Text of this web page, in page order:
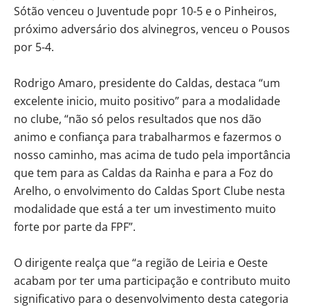
Sótão venceu o Juventude popr 10-5 e o Pinheiros,
próximo adversário dos alvinegros, venceu o Pousos
por 5-4.
Rodrigo Amaro, presidente do Caldas, destaca “um
excelente inicio, muito positivo” para a modalidade
no clube, “não só pelos resultados que nos dão
animo e confiança para trabalharmos e fazermos o
nosso caminho, mas acima de tudo pela importância
que tem para as Caldas da Rainha e para a Foz do
Arelho, o envolvimento do Caldas Sport Clube nesta
modalidade que está a ter um investimento muito
forte por parte da FPF”.
O dirigente realça que “a região de Leiria e Oeste
acabam por ter uma participação e contributo muito
significativo para o desenvolvimento desta categoria